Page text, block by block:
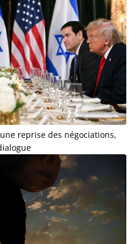
reprise des négociations,